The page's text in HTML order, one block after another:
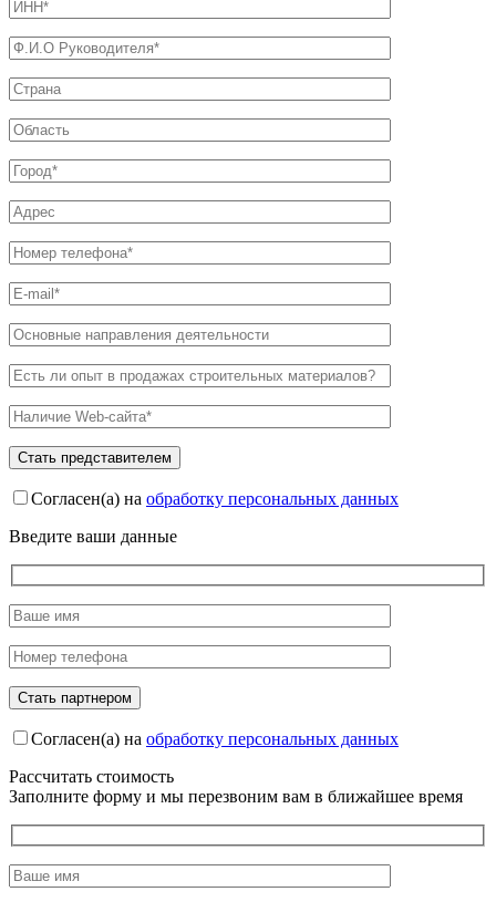
Согласен(а) на обработку персональных данных
Введите ваши данные
Согласен(а) на обработку персональных данных
Рассчитать стоимость
Заполните форму и мы перезвоним вам в ближайшее время